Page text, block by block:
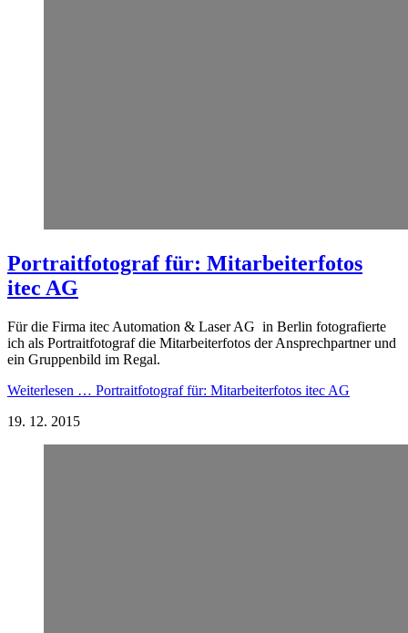
Portraitfotograf für: Mitarbeiterfotos
itec AG
Für die Firma itec Automation & Laser AG in Berlin fotografierte
ich als Portraitfotograf die Mitarbeiterfotos der Ansprechpartner und
ein Gruppenbild im Regal.
Weiterlesen … Portraitfotograf für: Mitarbeiterfotos itec AG
19. 12. 2015